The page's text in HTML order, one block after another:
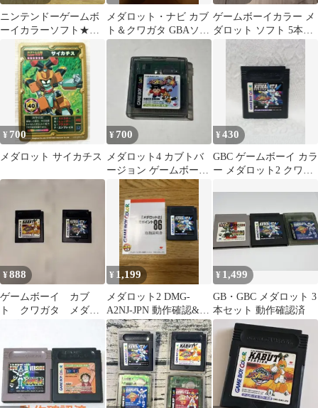
ニンテンドーゲームボ
ーイカラーソフト★メ
ダロット2/メダロット3
の2点まとめて
メダロット・ナビ カブ
ト＆クワガタ GBAソフ
トセット
ゲームボーイカラー メ
ダロット ソフト 5本セ
¥ 700
メダロット サイカチス
¥ 700
メダロット4 カブトバ
ージョン ゲームボーイ
カラー
¥430
GBC ゲームボーイ カラ
ー メダロット2 クワガ
¥888
ゲームボーイ カブ
ト クワガタ メダロ
¥ 1,199
メダロット2 DMG-
A2NJ-JPN 動作確認&内
部電池交換済み
¥ 1,499
GB・GBC メダロット 3
本セット 動作確認済